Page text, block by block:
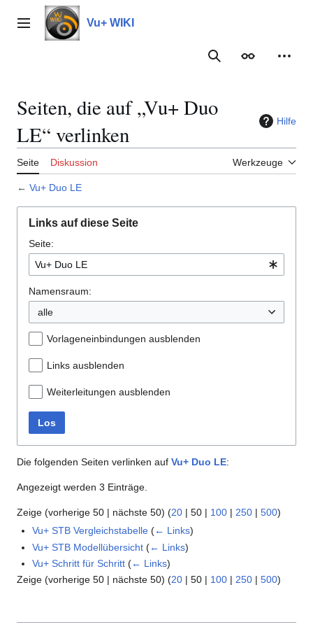
Inhalt
springenHauptmenü Vu+ WIKI
Suche
Seiten, die auf „Vu+ Duo
LE“ verlinken
Hilfe
Seite Diskussion Werkzeuge
← Vu+ Duo LE
Links auf diese Seite
Seite:
Namensraum:
alle
Vorlageneinbindungen ausblenden
Links ausblenden
Weiterleitungen ausblenden
Los
Die folgenden Seiten verlinken auf Vu+ Duo LE:
Angezeigt werden 3 Einträge.
Zeige (vorherige 50 | nächste 50) (20 | 50 | 100 | 250 | 500)
Vu+ STB Vergleichstabelle (← Links)
Vu+ STB Modellübersicht (← Links)
Vu+ Schritt für Schritt (← Links)
Zeige (vorherige 50 | nächste 50) (20 | 50 | 100 | 250 | 500)